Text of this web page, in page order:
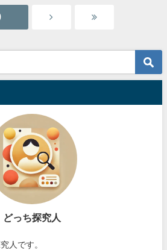
どっち探究人
人です。